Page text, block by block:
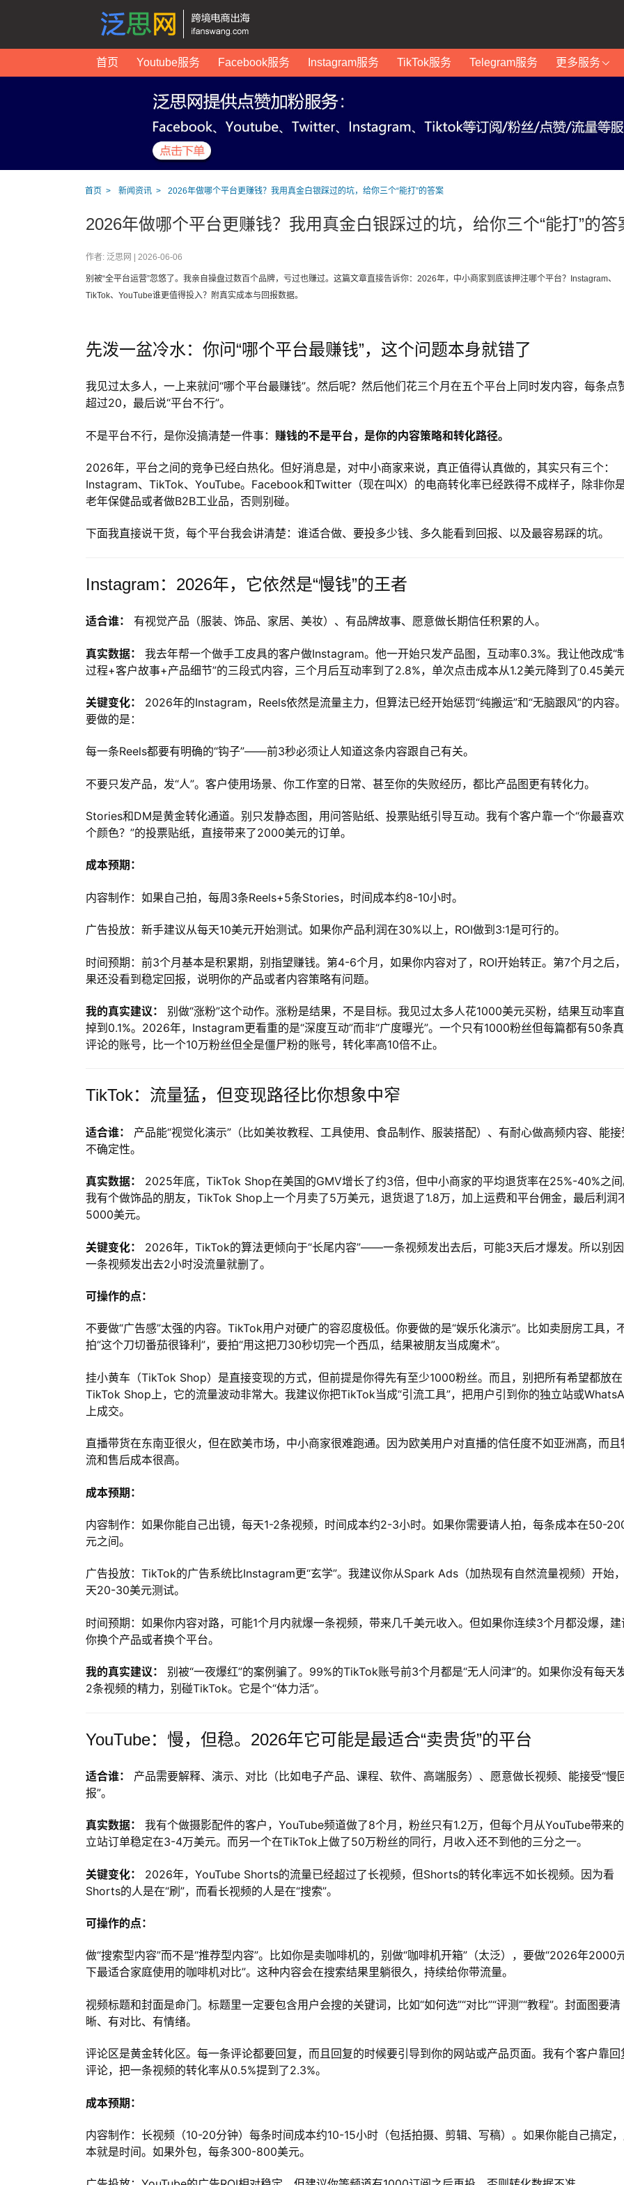
首页 Youtube服务 Facebook服务 Instagram服务 TikTok服务 Telegram服务 更多服务
首页 新闻资讯 2026年做哪个平台更赚钱？我用真金白银踩过的坑，给你三个“能打”的答案
2026年做哪个平台更赚钱？我用真金白银踩过的坑，给你三个“能打”的答
作者: 泛思网 | 2026-06-06
别被“全平台运营”忽悠了。我亲自操盘过数百个品牌，亏过也赚过。这篇文章直接告诉你：2026年，中小商家到底该押注哪个平台？Instagram、
TikTok、YouTube谁更值得投入？附真实成本与回报数据。
先泼一盆冷水：你问“哪个平台最赚钱”，这个问题本身就错了
我见过太多人，一上来就问“哪个平台最赚钱”。然后呢？然后他们花三个月在五个平台上同时发内容，每条点
超过20，最后说“平台不行”。
不是平台不行，是你没搞清楚一件事： 赚钱的不是平台，是你的内容策略和转化路径。
2026年，平台之间的竞争已经白热化。但好消息是，对中小商家来说，真正值得认真做的，其实只有三个：
Instagram、TikTok、YouTube。Facebook和Twitter（现在叫X）的电商转化率已经跌得不成样子，除非你
老年保健品或者做B2B工业品，否则别碰。
下面我直接说干货，每个平台我会讲清楚：谁适合做、要投多少钱、多久能看到回报、以及最容易踩的坑。
Instagram：2026年，它依然是“慢钱”的王者
适合谁： 有视觉产品（服装、饰品、家居、美妆）、有品牌故事、愿意做长期信任积累的人。
真实数据：
我去年帮一个做手工皮具的客户做Instagram。他一开始只发产品图，互动率0.3%。我让他改成“
过程+客户故事+产品细节”的三段式内容，三个月后互动率到了2.8%，单次点击成本从1.2美元降到了0.45美元
关键变化：
2026年的Instagram，Reels依然是流量主力，但算法已经开始惩罚“纯搬运”和“无脑跟风”的内容
要做的是：
每一条Reels都要有明确的“钩子”——前3秒必须让人知道这条内容跟自己有关。
不要只发产品，发“人”。客户使用场景、你工作室的日常、甚至你的失败经历，都比产品图更有转化力。
Stories和DM是黄金转化通道。别只发静态图，用问答贴纸、投票贴纸引导互动。我有个客户靠一个“你最喜
个颜色？”的投票贴纸，直接带来了2000美元的订单。
成本预期：
内容制作：如果自己拍，每周3条Reels+5条Stories，时间成本约8-10小时。
广告投放：新手建议从每天10美元开始测试。如果你产品利润在30%以上，ROI做到3:1是可行的。
时间预期：前3个月基本是积累期，别指望赚钱。第4-6个月，如果你内容对了，ROI开始转正。第7个月之后
果还没看到稳定回报，说明你的产品或者内容策略有问题。
我的真实建议：
别做“涨粉”这个动作。涨粉是结果，不是目标。我见过太多人花1000美元买粉，结果互动率
掉到0.1%。2026年，Instagram更看重的是“深度互动”而非“广度曝光”。一个只有1000粉丝但每篇都有50条
评论的账号，比一个10万粉丝但全是僵尸粉的账号，转化率高10倍不止。
TikTok：流量猛，但变现路径比你想象中窄
适合谁：
产品能“视觉化演示”（比如美妆教程、工具使用、食品制作、服装搭配）、有耐心做高频内容、能接
不确定性。
真实数据：
2025年底，TikTok Shop在美国的GMV增长了约3倍，但中小商家的平均退货率在25%-40%之间
我有个做饰品的朋友，TikTok Shop上一个月卖了5万美元，退货退了1.8万，加上运费和平台佣金，最后利润
5000美元。
关键变化：
2026年，TikTok的算法更倾向于“长尾内容”——一条视频发出去后，可能3天后才爆发。所以别
一条视频发出去2小时没流量就删了。
可操作的点：
不要做“广告感”太强的内容。TikTok用户对硬广的容忍度极低。你要做的是“娱乐化演示”。比如卖厨房工具，
拍“这个刀切番茄很锋利”，要拍“用这把刀30秒切完一个西瓜，结果被朋友当成魔术”。
挂小黄车（TikTok Shop）是直接变现的方式，但前提是你得先有至少1000粉丝。而且，别把所有希望都放在
TikTok Shop上，它的流量波动非常大。我建议你把TikTok当成“引流工具”，把用户引到你的独立站或
上成交。
直播带货在东南亚很火，但在欧美市场，中小商家很难跑通。因为欧美用户对直播的信任度不如亚洲高，而且
流和售后成本很高。
成本预期：
内容制作：如果你能自己出镜，每天1-2条视频，时间成本约2-3小时。如果你需要请人拍，每条成本在50-
元之间。
广告投放：TikTok的广告系统比Instagram更“玄学”。我建议你从Spark Ads（加热现有自然流量视频）开始
天20-30美元测试。
时间预期：如果你内容对路，可能1个月内就爆一条视频，带来几千美元收入。但如果你连续3个月都没爆，建
你换个产品或者换个平台。
我的真实建议：
别被“一夜爆红”的案例骗了。99%的TikTok账号前3个月都是“无人问津”的。如果你没有每天
2条视频的精力，别碰TikTok。它是个“体力活”。
YouTube：慢，但稳。2026年它可能是最适合“卖贵货”的平台
适合谁：
产品需要解释、演示、对比（比如电子产品、课程、软件、高端服务）、愿意做长视频、能接受“慢
报”。
真实数据：
我有个做摄影配件的客户，YouTube频道做了8个月，粉丝只有1.2万，但每个月从YouTube带来
立站订单稳定在3-4万美元。而另一个在TikTok上做了50万粉丝的同行，月收入还不到他的三分之一。
关键变化：
2026年，YouTube Shorts的流量已经超过了长视频，但Shorts的转化率远不如长视频。因为看
Shorts的人是在“刷”，而看长视频的人是在“搜索”。
可操作的点：
做“搜索型内容”而不是“推荐型内容”。比如你是卖咖啡机的，别做“咖啡机开箱”（太泛），要做“2026年2000
下最适合家庭使用的咖啡机对比”。这种内容会在搜索结果里躺很久，持续给你带流量。
视频标题和封面是命门。标题里一定要包含用户会搜的关键词，比如“如何选”“对比”“评测”“教程”。封面图要清
晰、有对比、有情绪。
评论区是黄金转化区。每一条评论都要回复，而且回复的时候要引导到你的网站或产品页面。我有个客户靠回
评论，把一条视频的转化率从0.5%提到了2.3%。
成本预期：
内容制作：长视频（10-20分钟）每条时间成本约10-15小时（包括拍摄、剪辑、写稿）。如果你能自己搞定
本就是时间。如果外包，每条300-800美元。